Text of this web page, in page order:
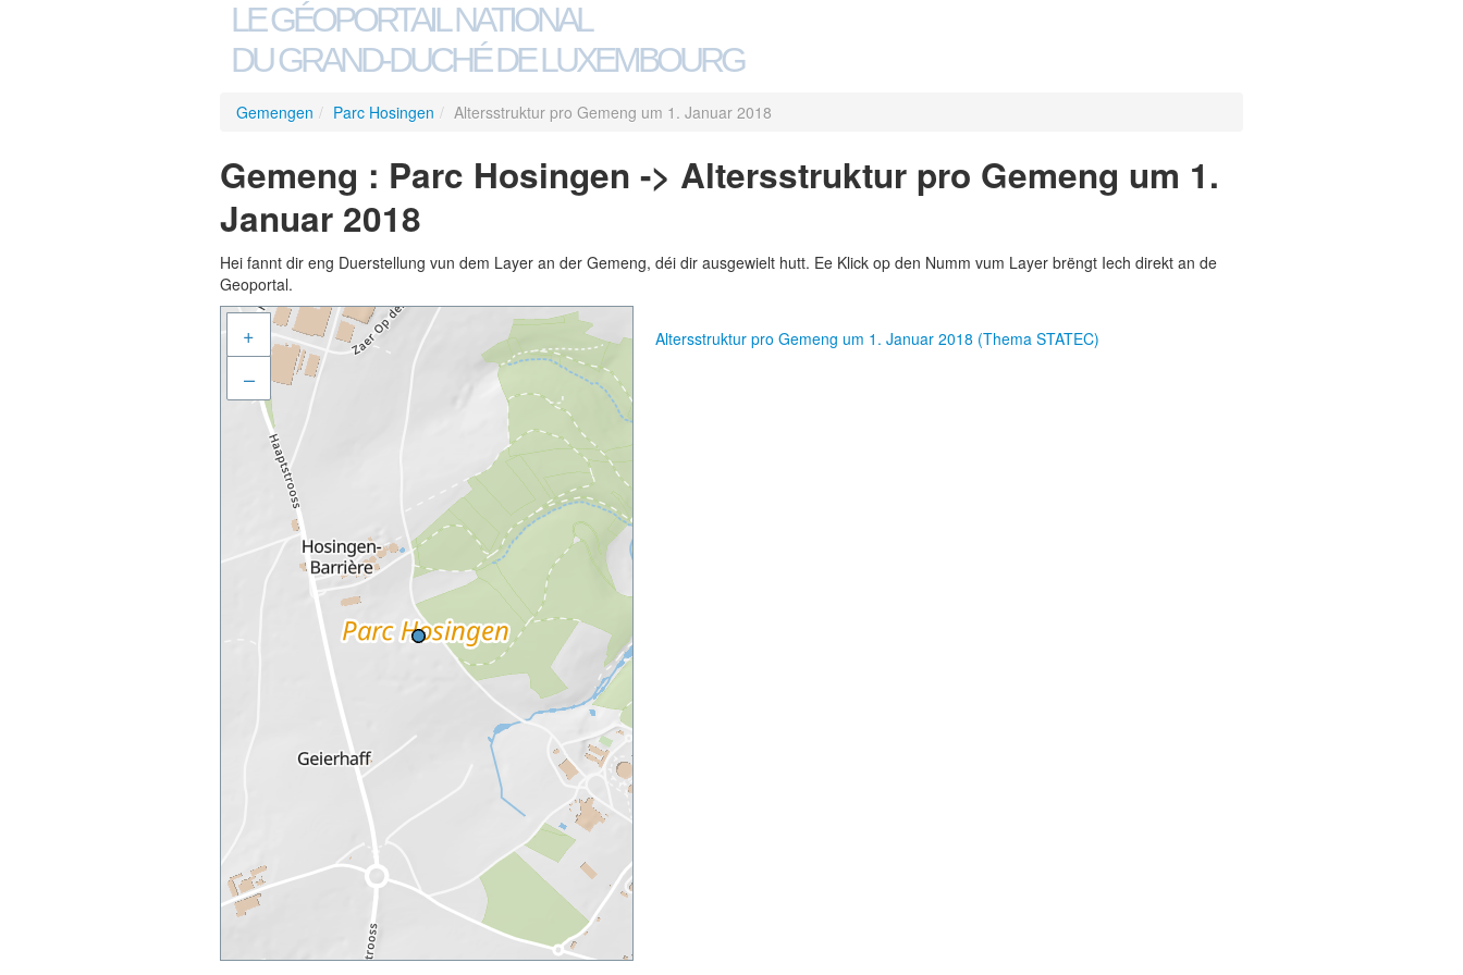
LE GÉOPORTAIL NATIONAL
DU GRAND-DUCHÉ DE LUXEMBOURG
Gemengen / Parc Hosingen / Altersstruktur pro Gemeng um 1. Januar 2018
Gemeng : Parc Hosingen -> Altersstruktur pro Gemeng um 1.
Januar 2018
Hei fannt dir eng Duerstellung vun dem Layer an der Gemeng, déi dir ausgewielt hutt. Ee Klick op den Numm vum Layer brëngt Iech direkt an de
Geoportal.
+
–
Altersstruktur pro Gemeng um 1. Januar 2018 (Thema STATEC)